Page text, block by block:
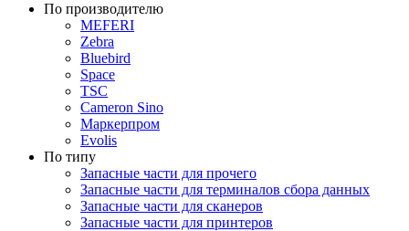
По производителю
MEFERI
Zebra
Bluebird
Space
TSC
Cameron Sino
Маркерпром
Evolis
По типу
Запасные части для прочего
Запасные части для терминалов сбора данных
Запасные части для сканеров
Запасные части для принтеров